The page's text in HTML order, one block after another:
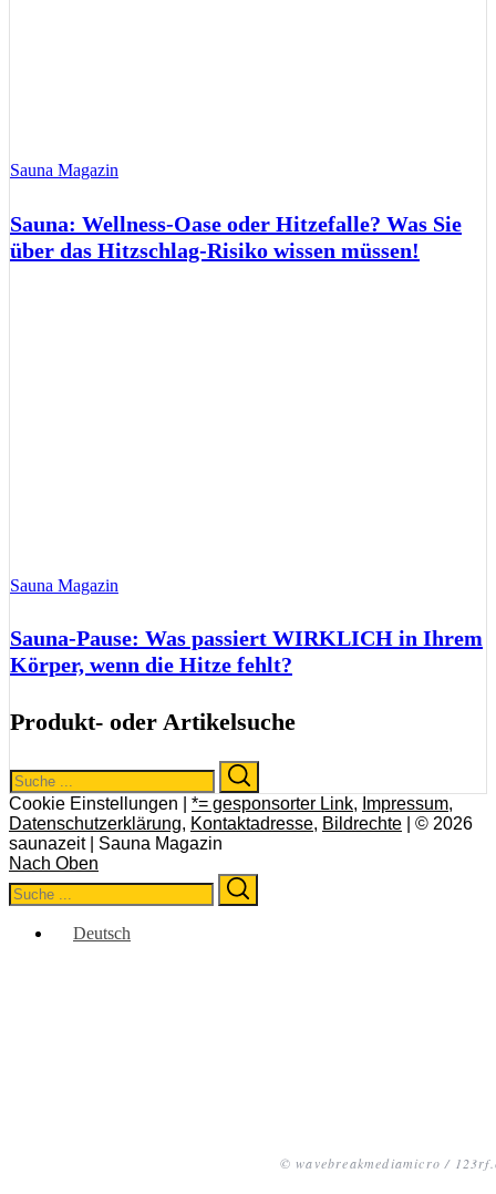
© wavebreakmediamicro /
Sauna Magazin
Sauna: Wellness-Oase oder Hitzefalle? Was Sie
über das Hitzschlag-Risiko wissen müssen!
Sauna Magazin
Sauna-Pause: Was passiert WIRKLICH in Ihrem
Körper, wenn die Hitze fehlt?
Produkt- oder Artikelsuche
Search
for:
Cookie Einstellungen | *= gesponsorter Link, Impressum,
Datenschutzerklärung, Kontaktadresse, Bildrechte | © 2026
saunazeit | Sauna Magazin
Nach Oben
Search
for:
Deutsch